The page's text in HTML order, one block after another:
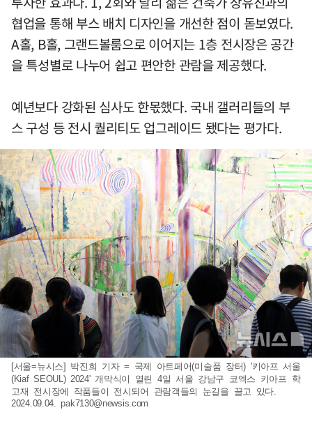
협업을 통해 부스 배치 디자인을 개선한 점이 돋보였다.
A홀, B홀, 그랜드볼룸으로 이어지는 1층 전시장은 공간
을 특성별로 나누어 쉽고 편안한 관람을 제공했다.
예년보다 강화된 심사도 한몫했다. 국내 갤러리들의 부
스 구성 등 전시 퀄리티도 업그레이드 됐다는 평가다.
[서울=뉴시스] 박진희 기자 = 국제 아트페어(미술품 장터) '키아프 서울
(Kiaf SEOUL) 2024' 개막식이 열린 4일 서울 강남구 코엑스 키아프 학
고재 전시장에 작품들이 전시되어 관람객들의 눈길을 끌고 있다.
2024.09.04.pak7130@newsis.com